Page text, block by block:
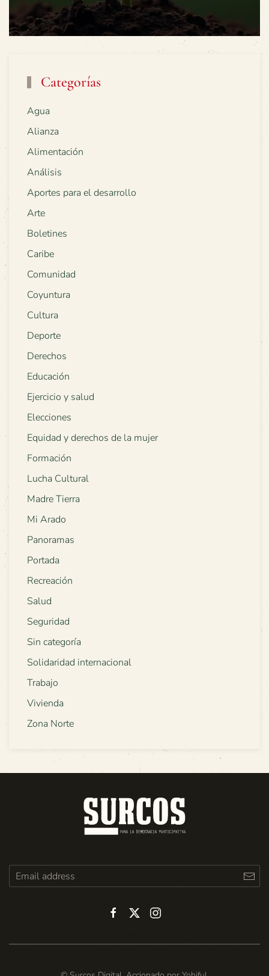
Categorías
Agua
Alianza
Alimentación
Análisis
Aportes para el desarrollo
Arte
Boletines
Caribe
Comunidad
Coyuntura
Cultura
Deporte
Derechos
Educación
Ejercicio y salud
Elecciones
Equidad y derechos de la mujer
Formación
Lucha Cultural
Madre Tierra
Mi Arado
Panoramas
Portada
Recreación
Salud
Seguridad
Sin categoría
Solidaridad internacional
Trabajo
Vivienda
Zona Norte